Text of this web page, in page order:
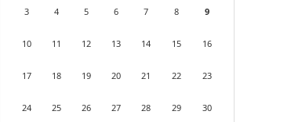
3 4 5 6 7 8 9
10 11 12 13 14 15 16
17 18 19 20 21 22 23
24 25 26 27 28 29 30